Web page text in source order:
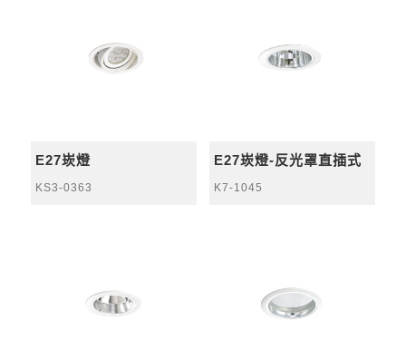
E27崁燈
KS3-0363
E27崁燈-反光罩直插式
K7-1045